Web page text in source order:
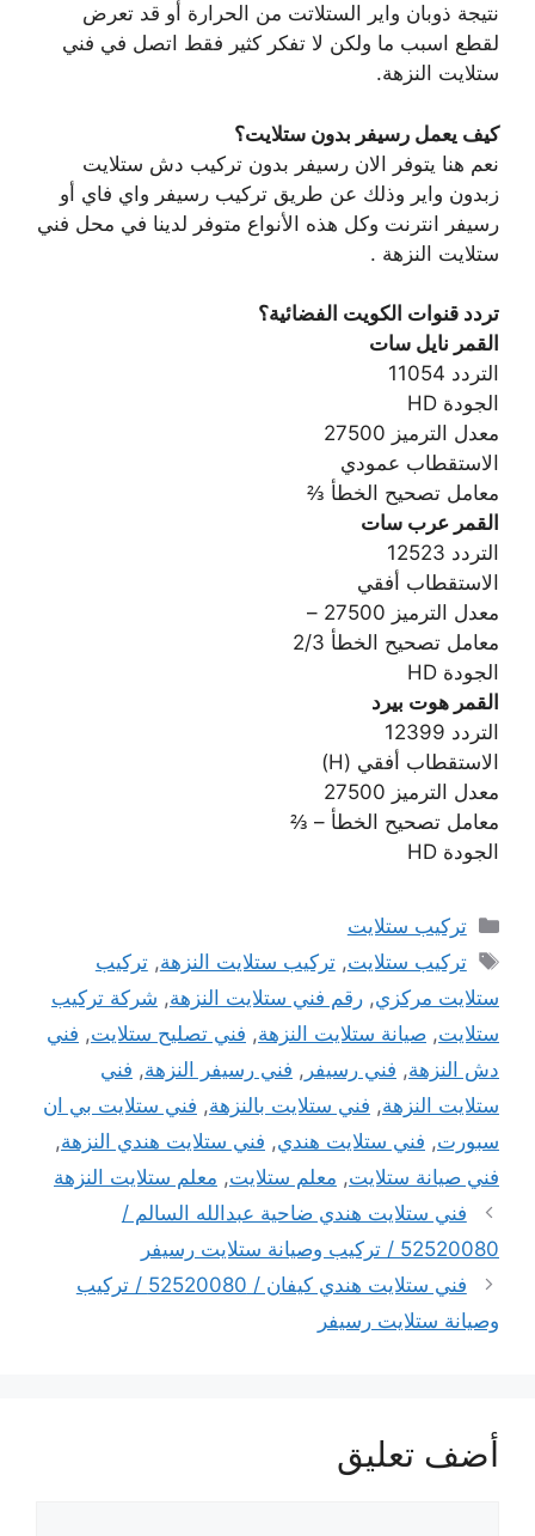
نتيجة ذوبان واير الستلاتت من الحرارة أو قد تعرض
لقطع اسبب ما ولكن لا تفكر كثير فقط اتصل في فني
ستلايت النزهة.
كيف يعمل رسيفر بدون ستلايت؟
نعم هنا يتوفر الان رسيفر بدون تركيب دش ستلايت
زبدون واير وذلك عن طريق تركيب رسيفر واي فاي أو
رسيفر انترنت وكل هذه الأنواع متوفر لدينا في محل فني
ستلايت النزهة .
تردد قنوات الكويت الفضائية؟
القمر نايل سات
التردد 11054
الجودة HD
معدل الترميز 27500
الاستقطاب عمودي
معامل تصحيح الخطأ ⅔
القمر عرب سات
التردد 12523
الاستقطاب أفقي
معدل الترميز 27500 –
معامل تصحيح الخطأ 2/3
الجودة HD
القمر هوت بيرد
التردد 12399
الاستقطاب أفقي (H)
معدل الترميز 27500
معامل تصحيح الخطأ – ⅔
الجودة HD
التصنيفات
تركيب ستلايت
الوسوم
تركيب ستلايت,تركيب ستلايت النزهة,تركيب
ستلايت مركزي, رقم فني ستلايت النزهة, شركة تركيب
ستلايت, صيانة ستلايت النزهة, فني تصليح ستلايت, فني
دش النزهة, فني رسيفر , فني رسيفر النزهة, فني
ستلايت النزهة, فني ستلايت بالنزهة, فني ستلايت بي ان
سبورت, فني ستلايت هندي, فني ستلايت هندي النزهة,
فني صيانة ستلايت, معلم ستلايت, معلم ستلايت النزهة
فني ستلايت هندي ضاحية عبدالله السالم /
52520080 / تركيب وصيانة ستلايت رسيفر
فني ستلايت هندي كيفان / 52520080 / تركيب
وصيانة ستلايت رسيفر
أضف تعليق